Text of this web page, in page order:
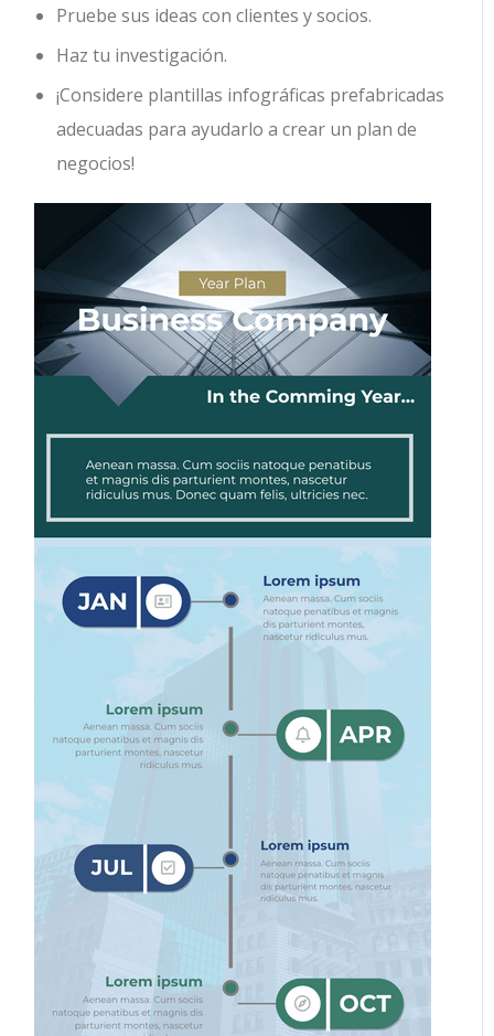
Pruebe sus ideas con clientes y socios.
Haz tu investigación.
¡Considere plantillas infográficas prefabricadas
adecuadas para ayudarlo a crear un plan de
negocios!